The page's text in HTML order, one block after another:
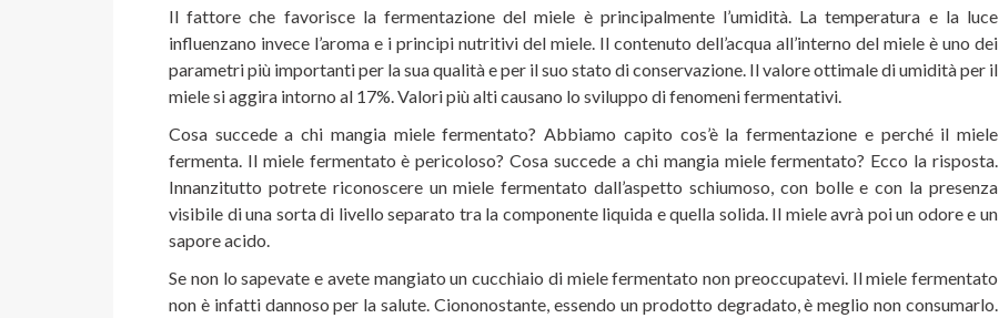
Il fattore che favorisce la fermentazione del miele è principalmente l’umidità. La temperatura e la luce
influenzano invece l’aroma e i principi nutritivi del miele. Il contenuto dell’acqua all’interno del miele è uno dei
parametri più importanti per la sua qualità e per il suo stato di conservazione. Il valore ottimale di umidità per il
miele si aggira intorno al 17%. Valori più alti causano lo sviluppo di fenomeni fermentativi.
Cosa succede a chi mangia miele fermentato? Abbiamo capito cos’è la fermentazione e perché il miele
fermenta. Il miele fermentato è pericoloso? Cosa succede a chi mangia miele fermentato? Ecco la risposta.
Innanzitutto potrete riconoscere un miele fermentato dall’aspetto schiumoso, con bolle e con la presenza
visibile di una sorta di livello separato tra la componente liquida e quella solida. Il miele avrà poi un odore e un
sapore acido.
Se non lo sapevate e avete mangiato un cucchiaio di miele fermentato non preoccupatevi. Il miele fermentato
non è infatti dannoso per la salute. Ciononostante, essendo un prodotto degradato, è meglio non consumarlo.